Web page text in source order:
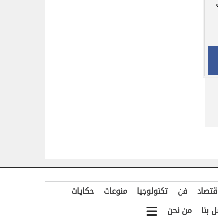
فن تكنولوجيا منوعات
حكايات
بنا
من نحن